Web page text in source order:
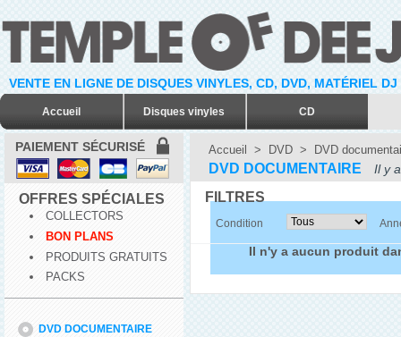
VENTE EN LIGNE DE DISQUES VINYLES, CD, DVD, MATÉRIEL
Accueil Disques vinyles CD
PAIEMENT SÉCURISÉ
OFFRES SPÉCIALES
COLLECTORS
BON PLANS
PRODUITS GRATUITS
PACKS
DVD DOCUMENTAIRE
Accueil > DVD > DVD
DVD DOCUMENTAIRE Il y
FILTRES
Condition
Il n'y a aucun produit